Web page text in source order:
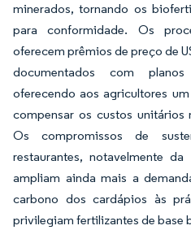
minerados, tornando os
para conformidade. Os
oferecem prêmios de preço de
documentados com
oferecendo aos agricultores
compensar os custos
Os compromissos de
restaurantes, notavelmente
ampliam ainda mais a
carbono dos cardápios às
privilegiam fertilizantes de base